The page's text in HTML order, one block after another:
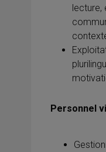
lecture,
Personnel